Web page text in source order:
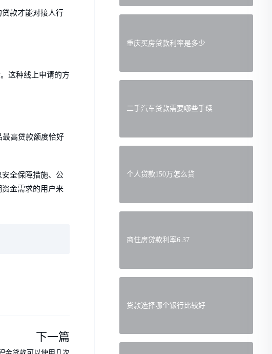
款才能对接人行
这种线上申请的方
高贷款额度恰好
全保障措施、公
金需求的用户来
下一篇
重庆买房贷款利率是多少
二手汽车贷款需要哪些手续
个人贷款150万怎么贷
商住房贷款利率6.37
贷款选择哪个银行比较好